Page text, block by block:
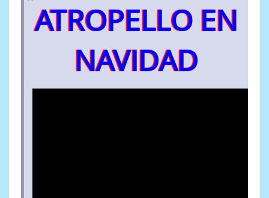
ATROPELLO EN
NAVIDAD